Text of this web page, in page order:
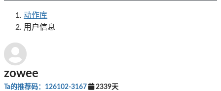
动作库
用户信息
zowee
Ta的推荐码：126102-3167 2339天